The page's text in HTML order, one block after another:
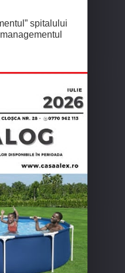
spitalului